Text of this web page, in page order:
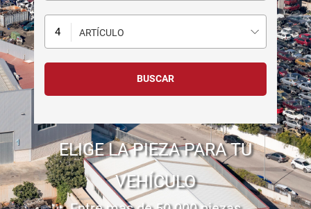
ARTÍCULO
ELIGE LA PIEZA PARA TU
VEHÍCULO